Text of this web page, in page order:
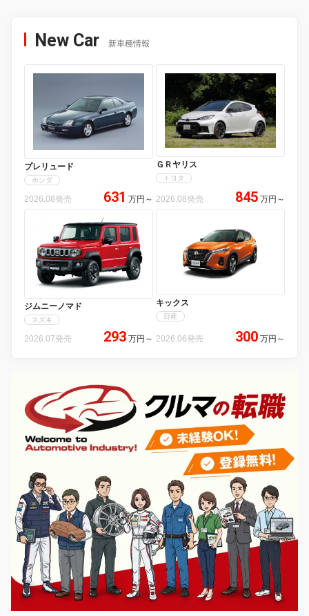
New Car 新車種情報
プレリュード
ホンダ
2026.08発売 631 万円 ～
ＧＲヤリス
トヨタ
2026.08発売 845 万円 ～
ジムニーノマド
スズキ
2026.07発売 293 万円 ～
キックス
日産
2026.06発売 300 万円 ～